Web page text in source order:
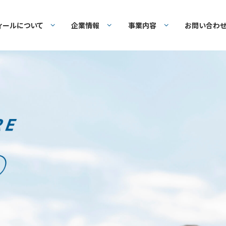
ールについて 企業情報 事業内容 お問い合わせ